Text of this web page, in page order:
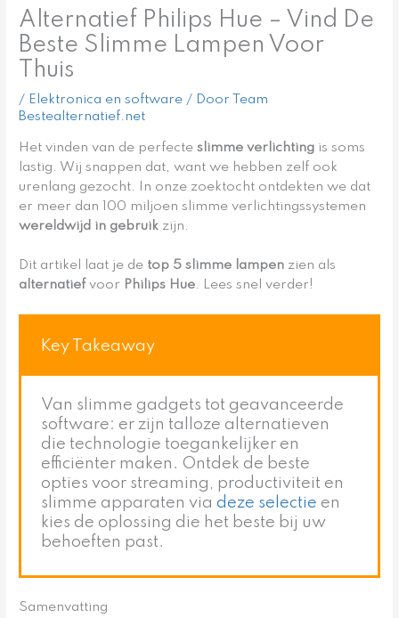
Alternatief Philips Hue – Vind De
Beste Slimme Lampen Voor
Thuis
/ Elektronica en software / Door Team
Bestealternatief.net
Het vinden van de perfecteslimme verlichting is soms
lastig. Wij snappen dat, want we hebben zelf ook
urenlang gezocht. In onze zoektocht ontdekten we dat
er meer dan 100 miljoen slimme verlichtingssystemen
wereldwijd in gebruik zijn.
Dit artikel laat je de top 5 slimme lampen zien als
alternatiefvoor Philips Hue. Lees snel verder!
Key Takeaway
Van slimme gadgets tot geavanceerde
software: er zijn talloze alternatieven
die technologie toegankelijker en
efficiënter maken. Ontdek de beste
opties voor streaming, productiviteit en
slimme apparaten viadeze selectie en
kies de oplossing die het beste bij uw
behoeften past.
Samenvatting